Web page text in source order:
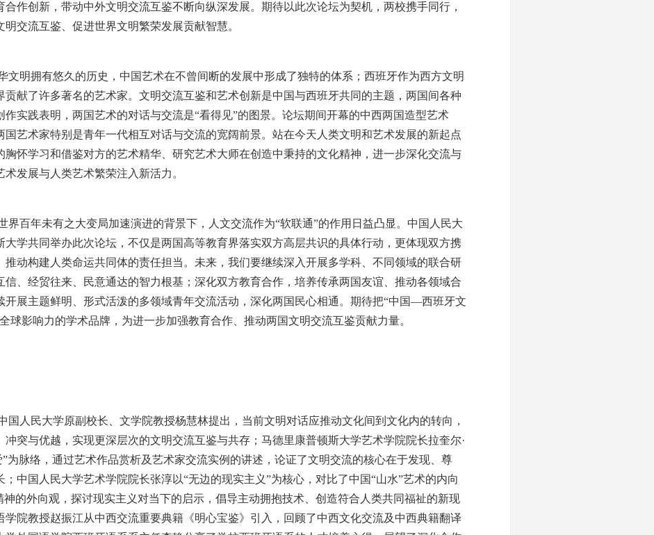
合作创新，带动中外文明交流互鉴不断向纵深发展。期待以此次论坛为契机，两校携手同行，
交流互鉴、促进世界文明繁荣发展贡献智慧。
文明拥有悠久的历史，中国艺术在不曾间断的发展中形成了独特的体系；西班牙作为西方文明
贡献了许多著名的艺术家。文明交流互鉴和艺术创新是中国与西班牙共同的主题，两国间各种
作实践表明，两国艺术的对话与交流是“看得见”的图景。论坛期间开幕的中西两国造型艺术
国艺术家特别是青年一代相互对话与交流的宽阔前景。站在今天人类文明和艺术发展的新起点
胸怀学习和借鉴对方的艺术精华、研究艺术大师在创造中秉持的文化精神，进一步深化交流与
发展与人类艺术繁荣注入新活力。
界百年未有之大变局加速演进的背景下，人文交流作为“软联通”的作用日益凸显。中国人民大
大学共同举办此次论坛，不仅是两国高等教育界落实双方高层共识的具体行动，更体现双方携
推动构建人类命运共同体的责任担当。未来，我们要继续深入开展多学科、不同领域的联合研
信、经贸往来、民意通达的智力根基；深化双方教育合作，培养传承两国友谊、推动各领域合
开展主题鲜明、形式活泼的多领域青年交流活动，深化两国民心相通。期待把“中国—西班牙文
球影响力的学术品牌，为进一步加强教育合作、推动两国文明交流互鉴贡献力量。
国人民大学原副校长、文学院教授杨慧林提出，当前文明对话应推动文化间到文化内的转向，
冲突与优越，实现更深层次的文明交流互鉴与共存；马德里康普顿斯大学艺术学院院长拉奎尔·
”为脉络，通过艺术作品赏析及艺术家交流实例的讲述，论证了文明交流的核心在于发现、尊
；中国人民大学艺术学院院长张淳以“无边的现实主义”为核心，对比了中国“山水”艺术的内向
神的外向观，探讨现实主义对当下的启示，倡导主动拥抱技术、创造符合人类共同福祉的新现
学院教授赵振江从中西交流重要典籍《明心宝鉴》引入，回顾了中西文化交流及中西典籍翻译